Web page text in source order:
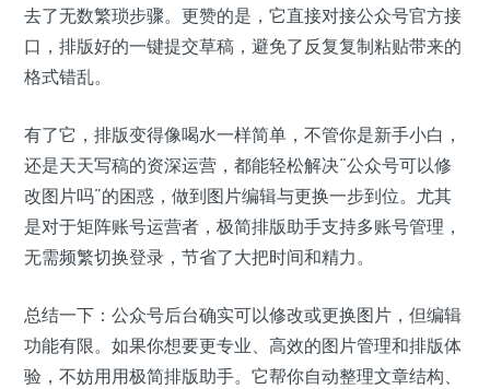
去了无数繁琐步骤。更赞的是，它直接对接公众号官方接
口，排版好的一键提交草稿，避免了反复复制粘贴带来的
格式错乱。
有了它，排版变得像喝水一样简单，不管你是新手小白，
还是天天写稿的资深运营，都能轻松解决“公众号可以修
改图片吗”的困惑，做到图片编辑与更换一步到位。尤其
是对于矩阵账号运营者，极简排版助手支持多账号管理，
无需频繁切换登录，节省了大把时间和精力。
总结一下：公众号后台确实可以修改或更换图片，但编辑
功能有限。如果你想要更专业、高效的图片管理和排版体
验，不妨用用极简排版助手。它帮你自动整理文章结构、